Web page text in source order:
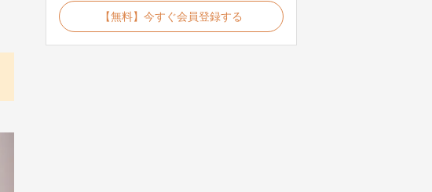
【無料】今すぐ会員登録する